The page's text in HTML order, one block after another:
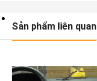
Sản phẩm liên quan